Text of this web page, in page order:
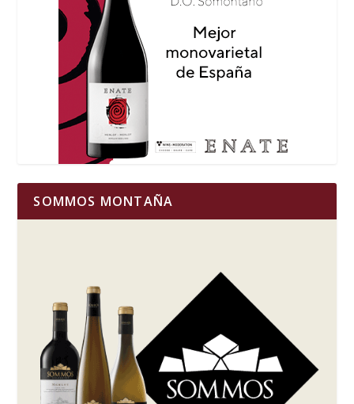
SOMMOS MONTAÑA